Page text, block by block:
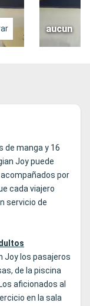
aucun
de manga y 16
Joy puede
por
cada viajero
servicio de
Joy los pasajeros
de la piscina
aficionados al
en la sala